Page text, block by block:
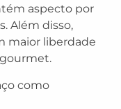
aspecto por
Além disso,
maior liberdade
como